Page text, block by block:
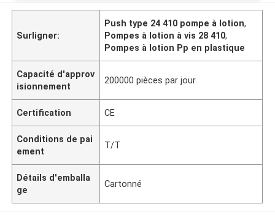
Surligner:
Push type 24 410 pompe à lotion,
Pompes à lotion à vis 28 410,
Pompes à lotion Pp en plastique
Capacité d'approv
isionnement
200000 pièces par jour
Certification CE
Conditions de pai
ement
T/T
Détails d'emballa
ge
Cartonné